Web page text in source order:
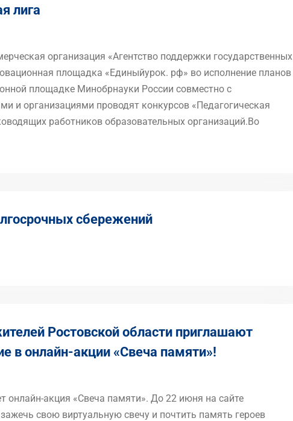
лига
организация «Агентство поддержки государственных
площадка «Единыйурок. рф» во исполнение планов
площадке Минобрнауки России совместно с
и организациями проводят конкурсов «Педагогическая
работников образовательных организаций.Во
сбережений
Ростовской области приглашают
в онлайн-акции «Свеча памяти»!
онлайн-акция «Свеча памяти». До 22 июня на сайте
свою виртуальную свечу и почтить память героев